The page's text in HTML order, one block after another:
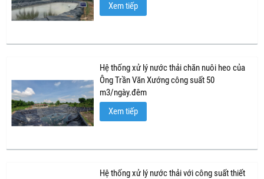
Xem tiếp
Hệ thống xử lý nước thải chăn nuôi heo của
Ông Trần Văn Xướng công suất 50
m3/ngày.đêm
Xem tiếp
Hệ thống xử lý nước thải với công suất thiết